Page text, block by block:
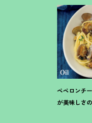
ペペロンチ
が美味しさ